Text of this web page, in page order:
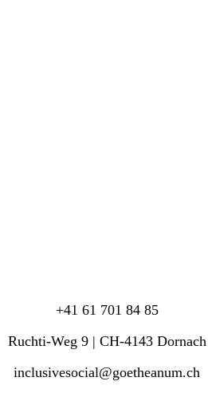
+41 61 701 84 85
Ruchti-Weg 9 | CH-4143 Dornach
inclusivesocial@goetheanum.ch